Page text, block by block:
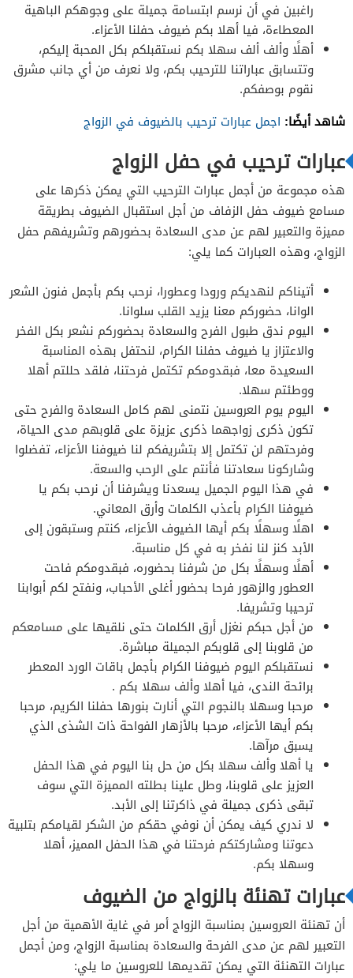
راغبين في أن نرسم ابتسامة جميلة على وجوهكم الباهية
المعطاءة، فيا أهلا بكم ضيوف حفلنا الأعزاء.
أهلًا وألف ألف سهلا بكم نستقبلكم بكل المحبة إليكم،
وتتسابق عباراتنا للترحيب بكم، ولا نعرف من أي جانب مشرق
نقوم بوصفكم.
شاهد أيضًا: اجمل عبارات ترحيب بالضيوف في الزواج
عبارات ترحيب في حفل الزواج
هذه مجموعة من أجمل عبارات الترحيب التي يمكن ذكرها على
مسامع ضيوف حفل الزفاف من أجل استقبال الضيوف بطريقة
مميزة والتعبير لهم عن مدى السعادة بحضورهم وتشريفهم حفل
الزواج، وهذه العبارات كما يلي:
أتيناكم لنهديكم ورودا وعطورا، نرحب بكم بأجمل فنون الشعر
الوانا، حضوركم معنا يزيد القلب سلوانا.
اليوم ندق طبول الفرح والسعادة بحضوركم نشعر بكل الفخر
والاعتزاز يا ضيوف حفلنا الكرام، لنحتفل بهذه المناسبة
السعيدة معا، فبقدومكم تكتمل فرحتنا، فلقد حللتم أهلا
ووطئتم سهلا.
اليوم يوم العروسين نتمنى لهم كامل السعادة والفرح حتى
تكون ذكرى زواجهما ذكرى عزيزة على قلوبهم مدى الحياة،
وفرحتهم لن تكتمل إلا بتشريفكم لنا ضيوفنا الأعزاء، تفضلوا
وشاركونا سعادتنا فأنتم على الرحب والسعة.
في هذا اليوم الجميل يسعدنا ويشرفنا أن نرحب بكم يا
ضيوفنا الكرام بأعذب الكلمات وأرق المعاني.
اهلًا وسهلًا بكم أيها الضيوف الأعزاء، كنتم وستبقون إلى
الأبد كنز لنا نفخر به في كل مناسبة.
أهلًا وسهلًا بكل من شرفنا بحضوره، فبقدومكم فاحت
العطور والزهور فرحا بحضور أغلى الأحباب، ونفتح لكم أبوابنا
ترحيبا وتشريفا.
من أجل حبكم نغزل أرق الكلمات حتى نلقيها على مسامعكم
من قلوبنا إلى قلوبكم الجميلة مباشرة.
نستقبلكم اليوم ضيوفنا الكرام بأجمل باقات الورد المعطر
برائحة الندى، فيا أهلا وألف سهلا بكم .
مرحبا وسهلا بالنجوم التي أنارت بنورها حفلنا الكريم، مرحبا
بكم أيها الأعزاء، مرحبا بالأزهار الفواحة ذات الشذى الذي
يسبق مرآها.
يا أهلا وألف سهلا بكل من حل بنا اليوم في هذا الحفل
العزيز على قلوبنا، وطل علينا بطلته المميزة التي سوف
تبقى ذكرى جميلة في ذاكرتنا إلى الأبد.
لا ندري كيف يمكن أن نوفي حقكم من الشكر لقيامكم بتلبية
دعوتنا ومشاركتكم فرحتنا في هذا الحفل المميز، أهلا
وسهلا بكم.
عبارات تهنئة بالزواج من الضيوف
أن تهنئة العروسين بمناسبة الزواج أمر في غاية الأهمية من أجل
التعبير لهم عن مدى الفرحة والسعادة بمناسبة الزواج، ومن أجمل
عبارات التهنئة التي يمكن تقديمها للعروسين ما يلي: